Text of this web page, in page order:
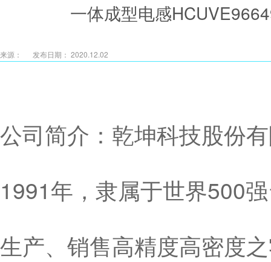
一体成型电感
来源： 发布日期： 2020.12.02
公司简介：乾坤科技股份
1991年，隶属于世界500
生产、销售高精度高密度